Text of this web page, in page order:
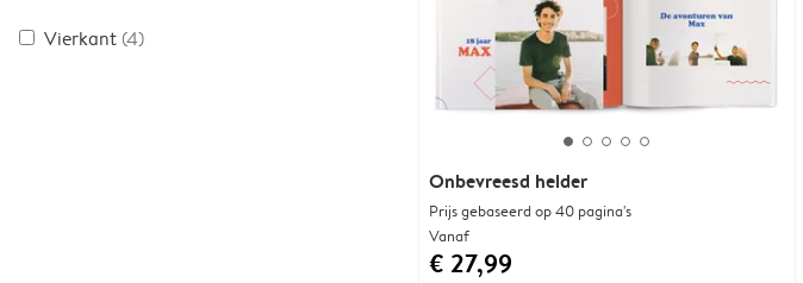
Vierkant (4)
Onbevreesd helder
Prijs gebaseerd op 40 pagina's
Vanaf
€ 27,99